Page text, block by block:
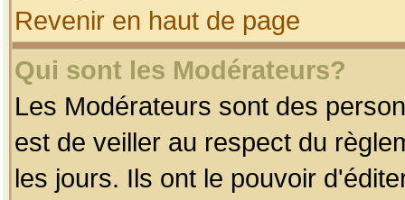
Revenir en haut de page
Qui sont les Modérateurs?
Les Modérateurs sont des
est de veiller au respect du
les jours. Ils ont le pouvoir